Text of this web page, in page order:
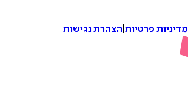
מדיניות פרטיות הצהרת נגישות